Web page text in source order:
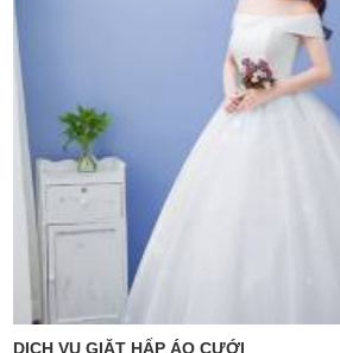
DỊCH VỤ GIẶT HẤP ÁO CƯỚI